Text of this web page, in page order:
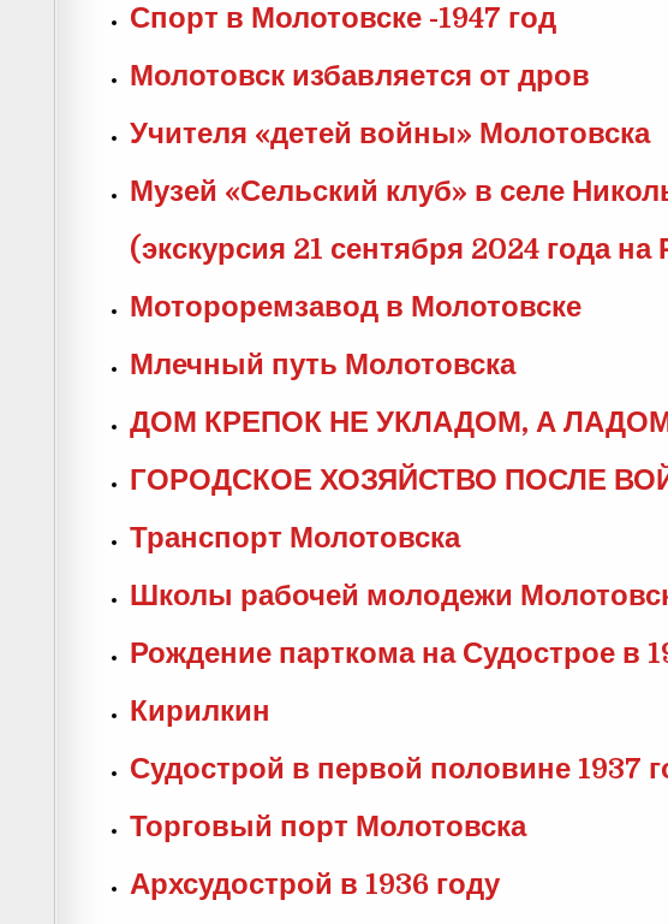
Спорт в Молотовске -1947 год
Молотовск избавляется от дров
Учителя «детей войны» Молотовска
Музей «Сельский клуб» в селе
(экскурсия 21 сентября 2024 года
Мотороремзавод в Молотовске
Млечный путь Молотовска
ДОМ КРЕПОК НЕ УКЛАДОМ, А
ГОРОДСКОЕ ХОЗЯЙСТВО ПОСЛЕ
Транспорт Молотовска
Школы рабочей молодежи
Рождение парткома на Судострое в
Кирилкин
Судострой в первой половине 1937
Торговый порт Молотовска
Архсудострой в 1936 году